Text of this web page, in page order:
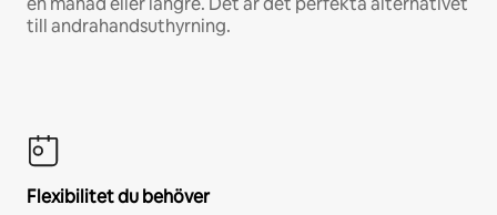
till andrahandsuthyrning.
Flexibilitet du behöver